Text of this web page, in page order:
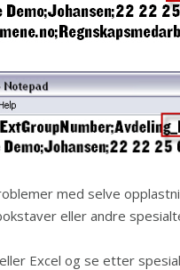
med selve
eller andre
Excel og se etter